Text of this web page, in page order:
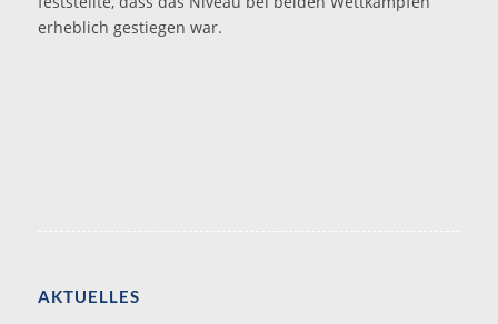
erheblich gestiegen war.
AKTUELLES